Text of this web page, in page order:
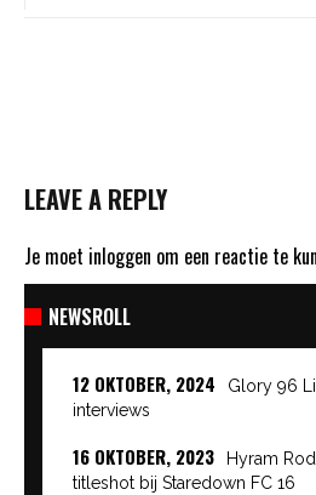
LEAVE A REPLY
Je moet inloggen om een reactie te
NEWSROLL
12 OKTOBER, 2024
Glory 96
interviews
16 OKTOBER, 2023
Hyram
titleshot bij Staredown FC 16